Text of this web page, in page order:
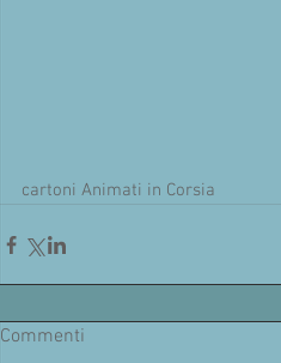
cartoni Animati in Corsia
Commenti